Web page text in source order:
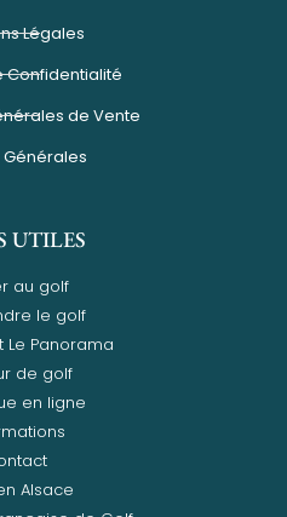
Légales
Confidentialité
de Vente
Générales
UTILES
au golf
le golf
Le Panorama
de golf
en ligne
Alsace